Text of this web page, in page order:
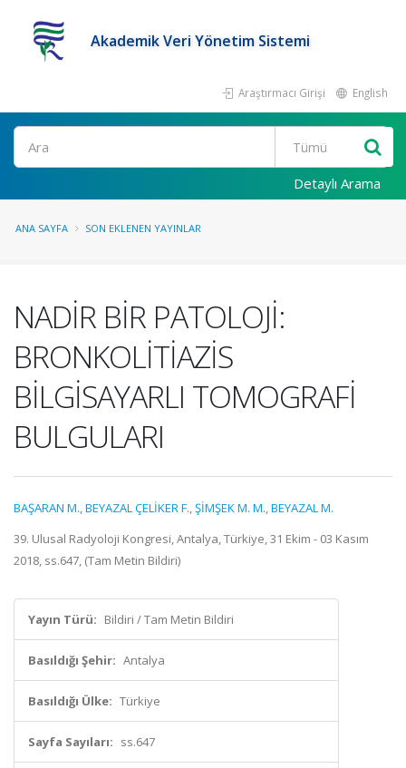
Akademik Veri Yönetim Sistemi
Araştırmacı Girişi English
Ara
Detaylı Arama
ANA SAYFA SON EKLENEN YAYINLAR
NADİR BİR PATOLOJİ:
BRONKOLİTİAZİS
BİLGİSAYARLI TOMOGRAFİ
BULGULARI
BAŞARAN M.,BEYAZAL ÇELİKER F.,ŞİMŞEK M. M.,BEYAZAL M.
39. Ulusal Radyoloji Kongresi, Antalya, Türkiye, 31 Ekim - 03 Kasım
2018, ss.647, (Tam Metin Bildiri)
Yayın Türü: Bildiri / Tam Metin Bildiri
Basıldığı Şehir: Antalya
Basıldığı Ülke: Türkiye
Sayfa Sayıları: ss.647